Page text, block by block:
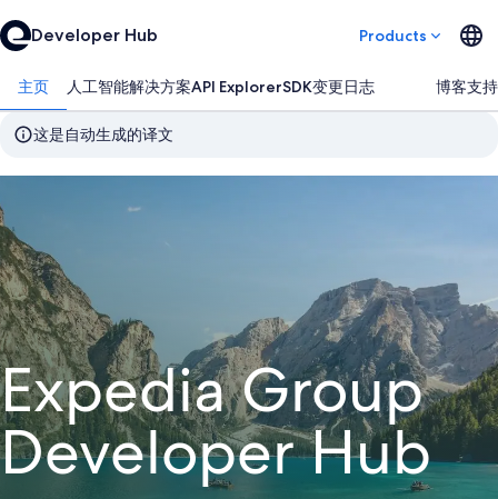
Developer Hub Products
主页 人工智能解决方案API ExplorerSDK变更日志 博客支持
这是自动生成的译文
Expedia Group
Developer Hub